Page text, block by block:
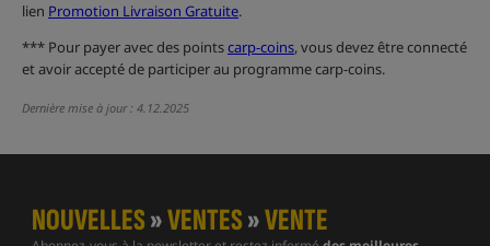
lien Promotion Livraison Gratuite.
*** Pour payer avec des pointscarp-coins, vous devez être connecté
et avoir accepté de participer au programme carp-coins.
Dernière mise à jour : 4.12.2025
NOUVELLES»VENTES»VENTE